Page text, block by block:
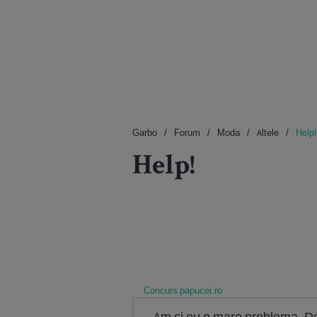
Garbo Forum Moda Altele Help!
Help!
Concurs papucei.ro